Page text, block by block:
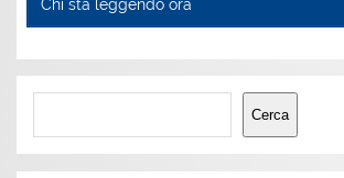
Chi sta leggendo ora
Cerca
Cerca